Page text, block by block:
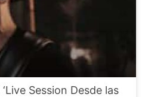
Session Desde las